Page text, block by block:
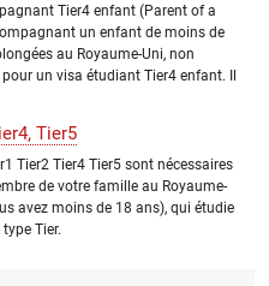
Tier4 enfant (Parent of a
un enfant de moins de
au Royaume-Uni, non
un visa étudiant Tier4 enfant. Il
Tier5
Tier2 Tier4 Tier5 sont nécessaires
de votre famille au Royaume-
avez moins de 18 ans), qui étudie
Tier.